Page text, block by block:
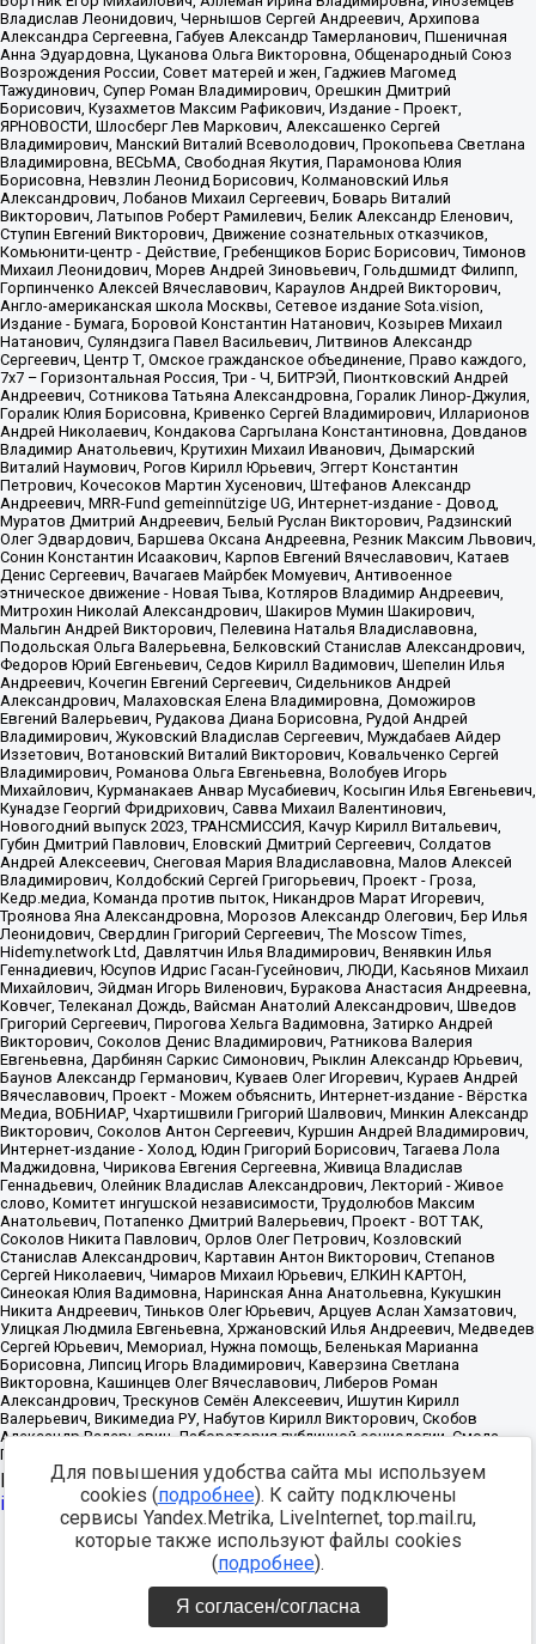
Источник:https://minjust.gov.ru/uploaded/files/reestr-
inostrannyih-agentov-22-03-2024.pdfданные на22.03.2024
Разработка -
Для повышения удобства сайта мы используем
cookies (подробнее). К сайту подключены
сервисы Yandex.Metrika, LiveInternet, top.mail.ru,
которые также используют файлы cookies
(подробнее).
Я согласен/согласна